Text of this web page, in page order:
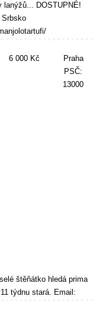
DOSTUPNÉ!
Srbsko
6 000 Kč
Praha
PSČ:
13000
štěňátko hledá prima
týdnu stará. Email: